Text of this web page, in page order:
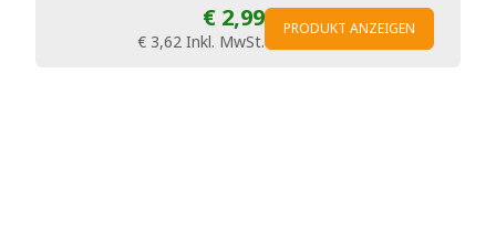
€ 2,99
€ 3,62 Inkl. MwSt.
PRODUKT ANZEIGEN